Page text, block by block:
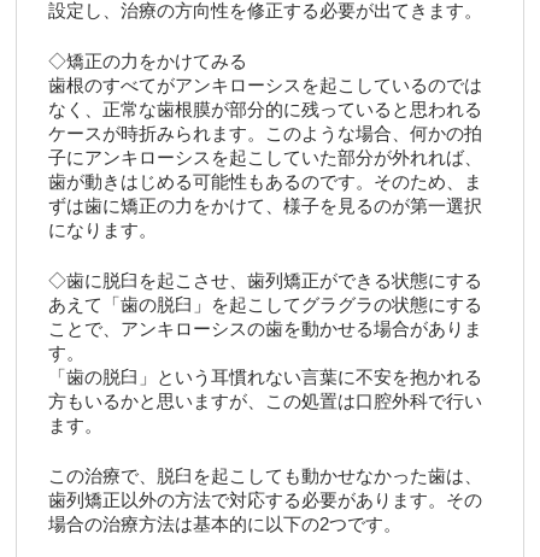
設定し、治療の方向性を修正する必要が出てきます。
◇矯正の力をかけてみる
歯根のすべてがアンキローシスを起こしているのでは
なく、正常な歯根膜が部分的に残っていると思われる
ケースが時折みられます。このような場合、何かの拍
子にアンキローシスを起こしていた部分が外れれば、
歯が動きはじめる可能性もあるのです。そのため、ま
ずは歯に矯正の力をかけて、様子を見るのが第一選択
になります。
◇歯に脱臼を起こさせ、歯列矯正ができる状態にする
あえて「歯の脱臼」を起こしてグラグラの状態にする
ことで、アンキローシスの歯を動かせる場合がありま
す。
「歯の脱臼」という耳慣れない言葉に不安を抱かれる
方もいるかと思いますが、この処置は口腔外科で行い
ます。
この治療で、脱臼を起こしても動かせなかった歯は、
歯列矯正以外の方法で対応する必要があります。その
場合の治療方法は基本的に以下の2つです。